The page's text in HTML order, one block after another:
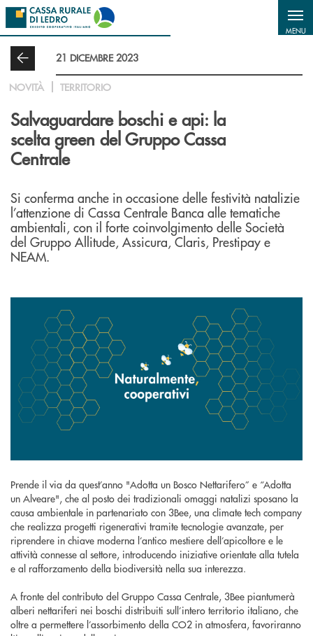
Salta al contenuto principale
MENU
21 DICEMBRE 2023
NOVITÀ TERRITORIO
Salvaguardare boschi e api: la
scelta green del Gruppo Cassa
Centrale
Si conferma anche in occasione delle festività natalizie
l’attenzione di Cassa Centrale Banca alle tematiche
ambientali, con il forte coinvolgimento delle Società
del Gruppo Allitude, Assicura, Claris, Prestipay e
NEAM.
Prende il via da quest’anno "Adotta un Bosco Nettarifero” e “Adotta
un Alveare", che al posto dei tradizionali omaggi natalizi sposano la
causa ambientale in partenariato con 3Bee, una climate tech company
che realizza progetti rigenerativi tramite tecnologie avanzate, per
riprendere in chiave moderna l’antico mestiere dell’apicoltore e le
attività connesse al settore, introducendo iniziative orientate alla tutela
e al rafforzamento della biodiversità nella sua interezza.
A fronte del contributo del Gruppo Cassa Centrale, 3Bee piantumerà
alberi nettariferi nei boschi distribuiti sull’intero territorio italiano, che
oltre a permettere l’assorbimento della CO2 in atmosfera, favoriranno